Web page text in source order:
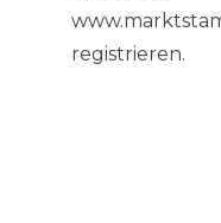
registrieren.